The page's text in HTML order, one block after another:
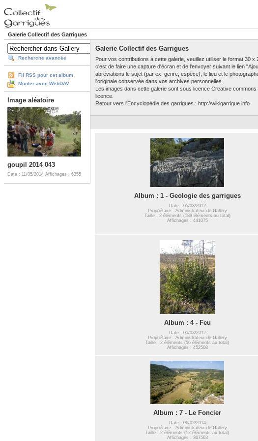
Galerie Collectif des Garrigues
Recherche avancée
Fil RSS pour cet album
Monter avec WebDAV
Image aléatoire
goupil 2014 043
Date : 11/05/2014 Affichages : 6355
Galerie Collectif des Garrigues
Pour vos contributions à cette galerie, veuillez utiliser le format 30
c'est de faire une capture d'écran et de l'envoyer suivant le lien
abréviations le sujet (par ex. genre, espèce), le lieu et le
l'originale conservée dans vos archives personnelles.
Les images dans cette galerie sont sous licence Creative
licence.
Retour vers l'Encyclopédie des garrigues : http://wikigarrigue.info
Album : 1 - Geologie des garrigues
Date : 05/03/2012
Propriétaire : Administrateur de Gallery
Taille : 2 éléments (189 éléments au total)
Affichages : 441075
Album : 4 - Feu
Date : 05/03/2012
Propriétaire : Administrateur de Gallery
Taille : 2 éléments (56 éléments au total)
Affichages : 452508
Album : 7 - Le Foncier
Date : 06/02/2014
Propriétaire : Administrateur de Gallery
Taille : 2 éléments (12 éléments au total)
Affichages : 367563